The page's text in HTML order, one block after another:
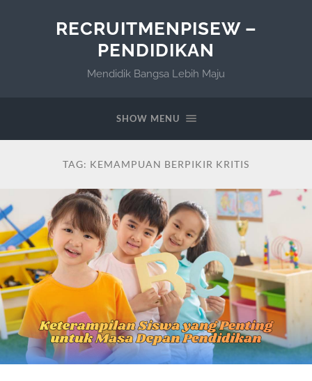
RECRUITMENPISEW –
PENDIDIKAN
Mendidik Bangsa Lebih Maju
SHOW MENU
TAG: KEMAMPUAN BERPIKIR KRITIS